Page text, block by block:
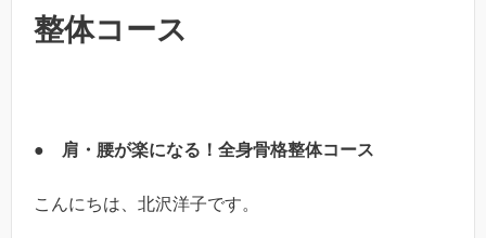
整体コース
● 肩・腰が楽になる！全身骨格整体コース
こんにちは、北沢洋子です。